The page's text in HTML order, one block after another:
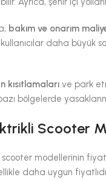
bakım ve onarım
daha büyük
ve park
bölgelerde
Scooter
scooter modellerinin
daha uygun